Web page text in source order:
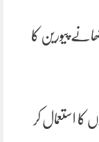
پیورین کا
استعمال کر